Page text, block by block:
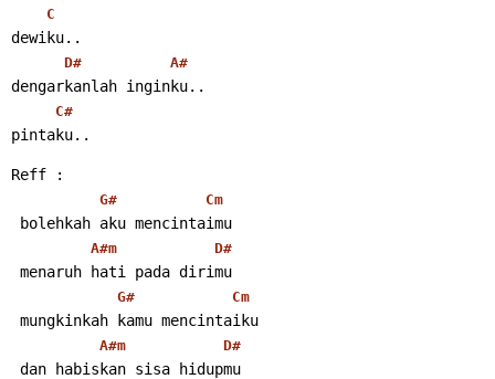
C
dewiku..
D# A#
dengarkanlah inginku..
C#
pintaku..
Reff :
G# Cm
bolehkah aku mencintaimu
A#m D#
menaruh hati pada dirimu
G# Cm
mungkinkah kamu mencintaiku
A#m D#
dan habiskan sisa hidupmu